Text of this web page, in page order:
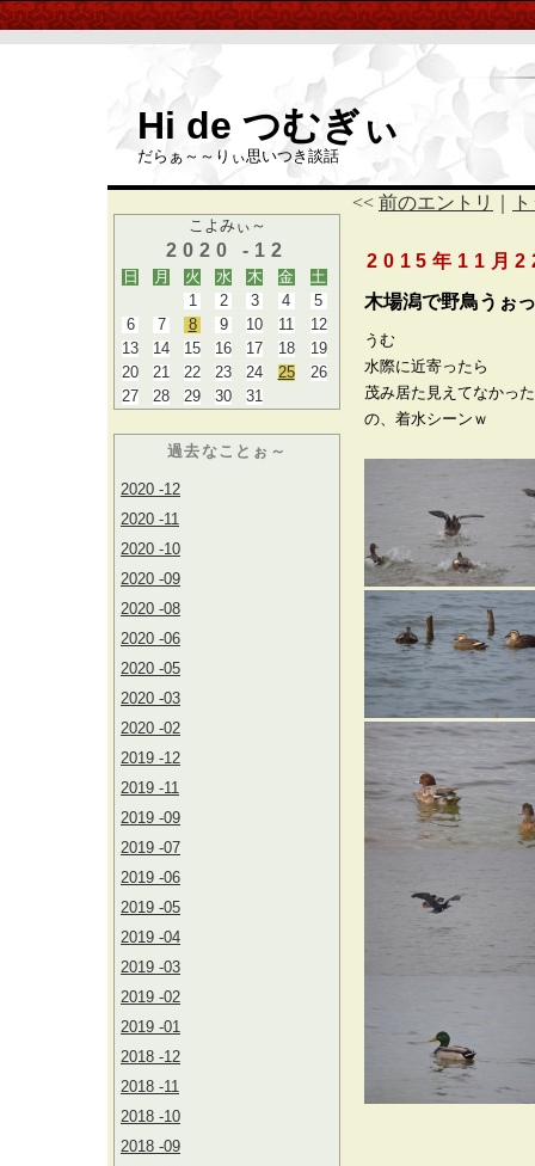
Hi de つむぎぃ
だらぁ～～りぃ思いつき談話
こよみぃ～
2020 -12
日 月 火 水 木 金
土
1
2 3 4
5
6
7 8 9 10 11
12
13
14 15 16 17 18
19
20
21 22 23 24 25
26
27
28 29 30 31
過去なことぉ～
2020 -12
2020 -11
2020 -10
2020 -09
2020 -08
2020 -06
2020 -05
2020 -03
2020 -02
2019 -12
2019 -11
2019 -09
2019 -07
2019 -06
2019 -05
2019 -04
2019 -03
2019 -02
2019 -01
2018 -12
2018 -11
2018 -10
2018 -09
<< 前のエントリ
2015年11月
木場潟で野鳥うぉ
うむ
水際に近寄ったら
茂み居た見えてなかっ
の、着水シーンｗ